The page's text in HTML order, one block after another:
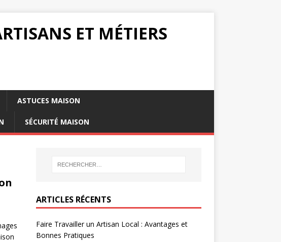
ET MÉTIERS
ASTUCES MAISON
SÉCURITÉ MAISON
ARTICLES RÉCENTS
Faire Travailler un Artisan Local : Avantages et
Bonnes Pratiques